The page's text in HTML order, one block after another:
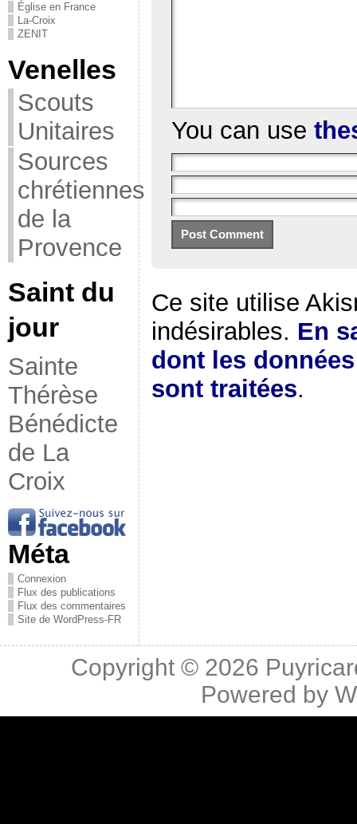
Église en France
La-Croix
ZENIT
Venelles
Scouts
Unitaires
Sources
chrétiennes
de la
Provence
Saint du
jour
Sainte
Thérèse
Bénédicte
de La
Croix
Méta
Connexion
Flux des publications
Flux des commentaires
Site de WordPress-FR
You can use
Ce site utilise
indésirables. En
dont les
sont traitées.
Copyright © 2026
Powered by